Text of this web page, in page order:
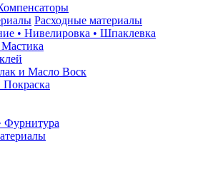
Расходные материалы
• Нивелировка • Шпаклевка
Мастика
и Масло Воск
Покраска
Фурнитура